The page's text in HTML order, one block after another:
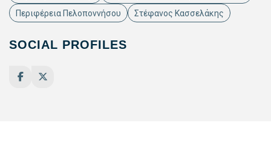
Περιφέρεια Πελοποννήσου
Στέφανος Κασσελάκης
SOCIAL PROFILES